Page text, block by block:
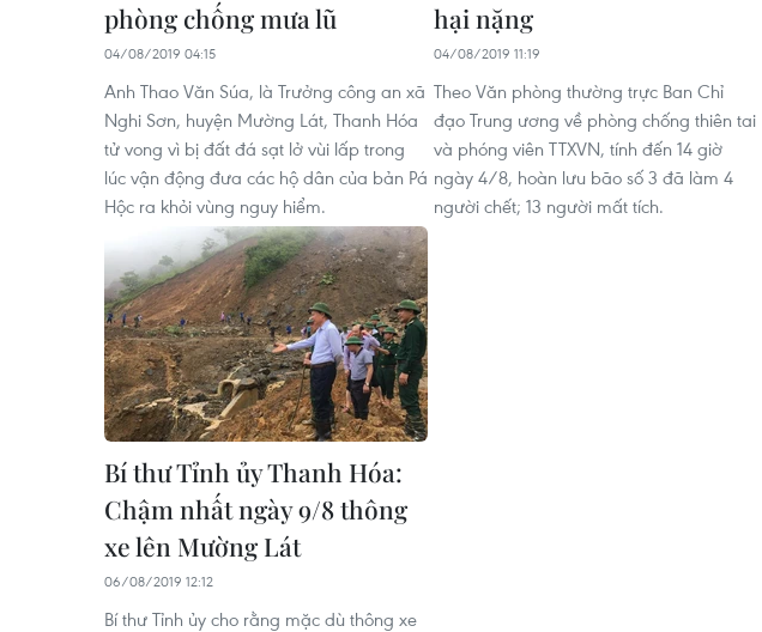
phòng chống mưa lũ
04/08/2019 04:15
Anh Thao Văn Súa, là Trưởng công an xã
Nghi Sơn, huyện Mường Lát, Thanh Hóa
tử vong vì bị đất đá sạt lở vùi lấp trong
lúc vận động đưa các hộ dân của bản Pá
Hộc ra khỏi vùng nguy hiểm.
hại nặng
04/08/2019 11:19
Theo Văn phòng thường trực Ban Chỉ
đạo Trung ương về phòng chống thiên tai
và phóng viên TTXVN, tính đến 14 giờ
ngày 4/8, hoàn lưu bão số 3 đã làm 4
người chết; 13 người mất tích.
Bí thư Tỉnh ủy Thanh Hóa:
Chậm nhất ngày 9/8 thông
xe lên Mường Lát
06/08/2019 12:12
Bí thư Tỉnh ủy cho rằng mặc dù thông xe